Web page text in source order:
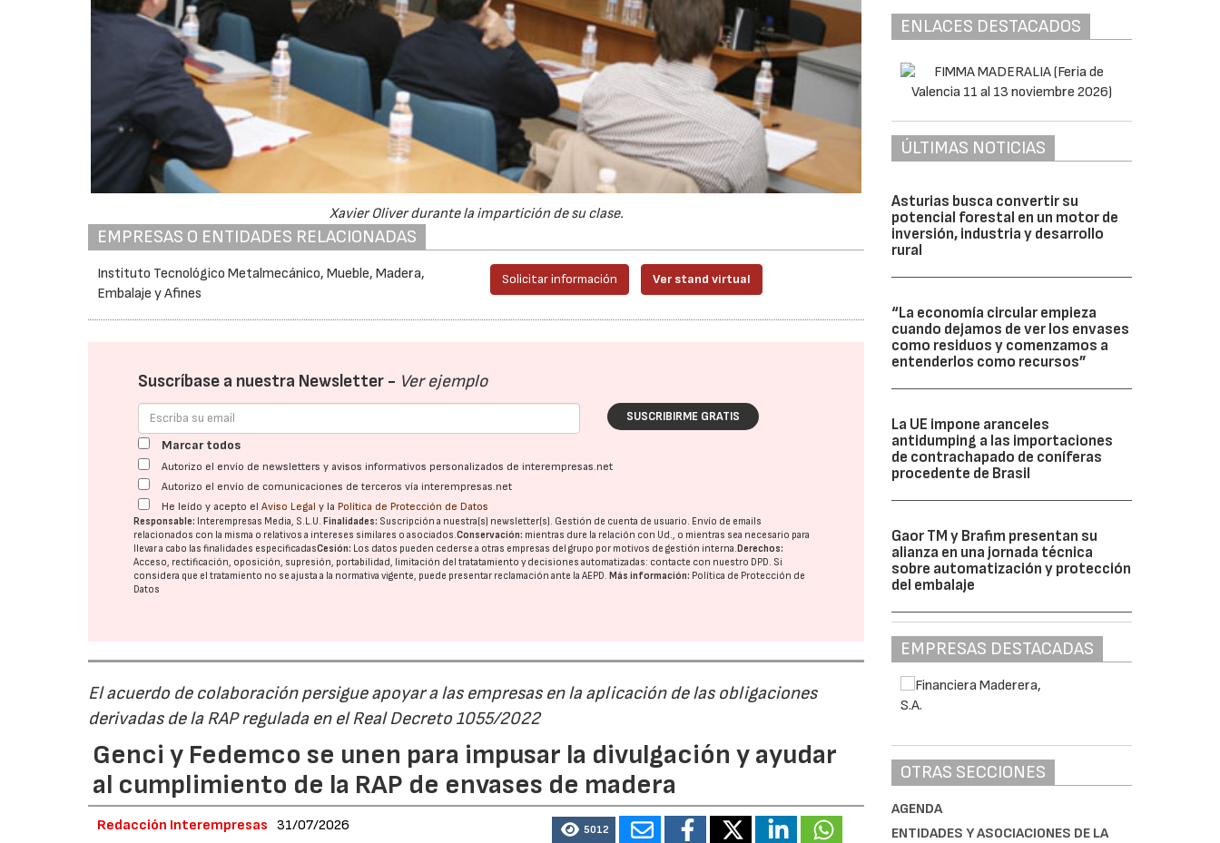
Xavier Oliver durante la impartición de su clase.
EMPRESAS O ENTIDADES RELACIONADAS
Instituto Tecnológico Metalmecánico, Mueble, Madera,
Embalaje y Afines
Solicitar información Ver stand virtual
Suscríbase a nuestra Newsletter - Ver ejemplo
SUSCRIBIRME GRATIS
Marcar todos
Autorizo el envío de newsletters y avisos informativos personalizados de interempresas.net
Autorizo el envío de comunicaciones de terceros vía interempresas.net
He leído y acepto elAviso Legal y la Política de Protección de Datos
Responsable: Interempresas Media, S.L.U.Finalidades: Suscripción a nuestra(s) newsletter(s). Gestión de cuenta de usuario. Envío de emails
relacionados con la misma o relativos a intereses similares o asociados.Conservación: mientras dure la relación con Ud., o mientras sea necesario para
llevar a cabo las finalidades especificadasCesión: Los datos pueden cederse a otras empresas del grupo por motivos de gestión interna.Derechos:
Acceso, rectificación, oposición, supresión, portabilidad, limitación del tratatamiento y decisiones automatizadas: contacte con nuestro DPD. Si
considera que el tratamiento no se ajusta a la normativa vigente, puede presentar reclamación ante laAEPD.Más información: Política de Protección de
Datos
El acuerdo de colaboración persigue apoyar a las empresas en la aplicación de las obligaciones
derivadas de la RAP regulada en el Real Decreto 1055/2022
Genci y Fedemco se unen para impusar la divulgación y ayudar
al cumplimiento de la RAP de envases de madera
Redacción Interempresas 31/07/2026 5012
ENLACES DESTACADOS
ÚLTIMAS NOTICIAS
Asturias busca convertir su
potencial forestal en un motor de
inversión, industria y desarrollo
rural
“La economía circular empieza
cuando dejamos de ver los envases
como residuos y comenzamos a
entenderlos como recursos”
La UE impone aranceles
antidumping a las importaciones
de contrachapado de coníferas
procedente de Brasil
Gaor TM y Brafim presentan su
alianza en una jornada técnica
sobre automatización y protección
del embalaje
EMPRESAS DESTACADAS
OTRAS SECCIONES
AGENDA
ENTIDADES Y ASOCIACIONES DE LA